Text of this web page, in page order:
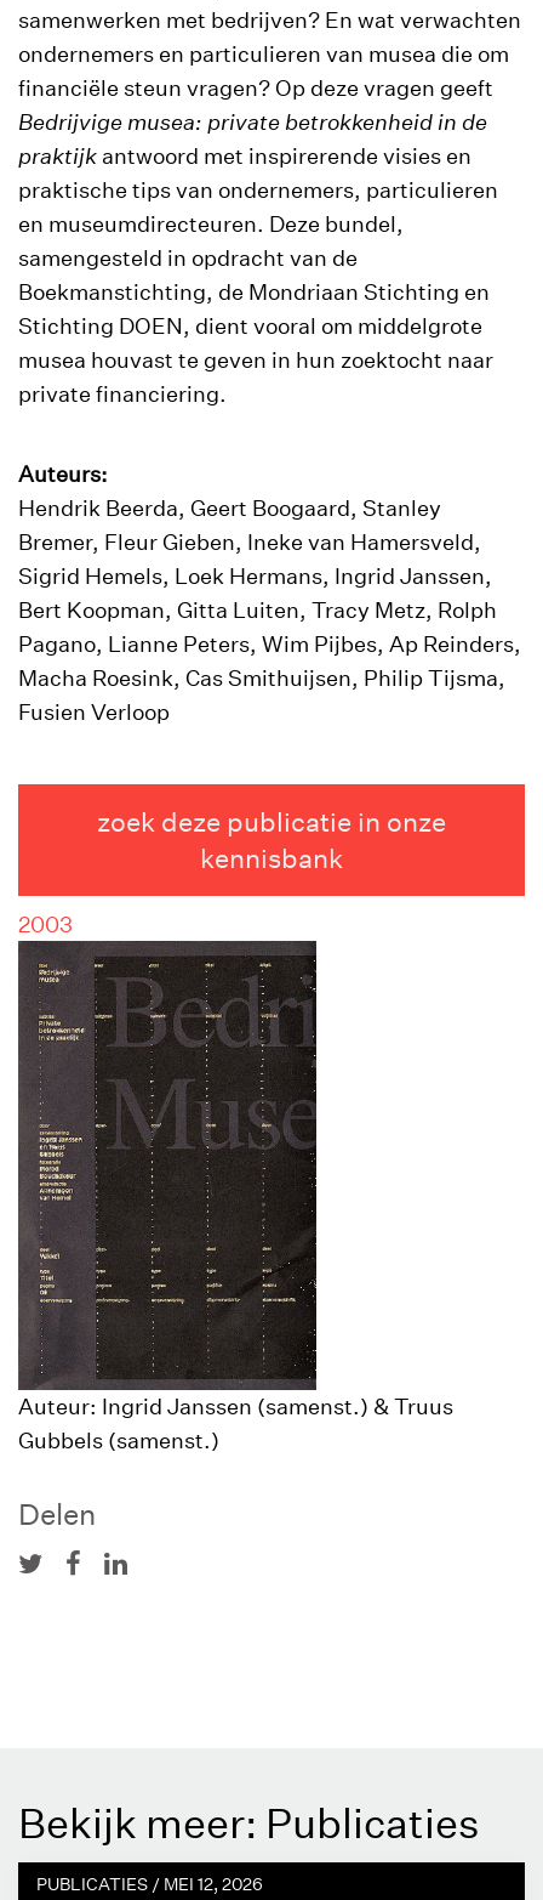
samenwerken met bedrijven? En wat verwachten
ondernemers en particulieren van musea die om
financiële steun vragen? Op deze vragen geeft
Bedrijvige musea: private betrokkenheid in de
praktijk antwoord met inspirerende visies en
praktische tips van ondernemers, particulieren
en museumdirecteuren. Deze bundel,
samengesteld in opdracht van de
Boekmanstichting, de Mondriaan Stichting en
Stichting DOEN, dient vooral om middelgrote
musea houvast te geven in hun zoektocht naar
private financiering.
Auteurs:
Hendrik Beerda, Geert Boogaard, Stanley
Bremer, Fleur Gieben, Ineke van Hamersveld,
Sigrid Hemels, Loek Hermans, Ingrid Janssen,
Bert Koopman, Gitta Luiten, Tracy Metz, Rolph
Pagano, Lianne Peters, Wim Pijbes, Ap Reinders,
Macha Roesink, Cas Smithuijsen, Philip Tijsma,
Fusien Verloop
zoek deze publicatie in onze
kennisbank
2003
Auteur: Ingrid Janssen (samenst.) & Truus
Gubbels (samenst.)
Delen
Bekijk meer: Publicaties
PUBLICATIES / MEI 12, 2026